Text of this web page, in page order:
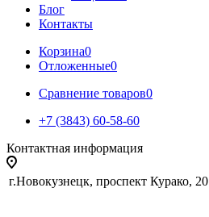
Блог
Контакты
Корзина0
Отложенные0
Сравнение товаров0
+7 (3843) 60-58-60
Контактная информация
г.Новокузнецк, проспект Курако, 20